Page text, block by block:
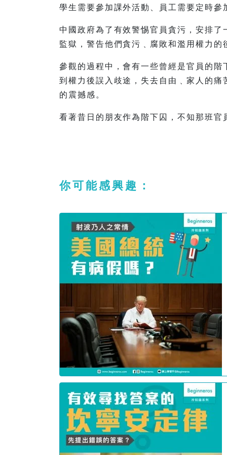
學生需要參加課外活動、員工需要定時
中國政府為了有效警惕官員貪污，安排
監獄，警告他們貪污﹑腐敗和濫用權力的
參觀的過程中，會有一些曾經是官員的
到權力後誤入歧途，失去自由﹑家人的
的震撼感。
看著昔日的朋友作為階下囚，不知那班官
你可能感興趣：